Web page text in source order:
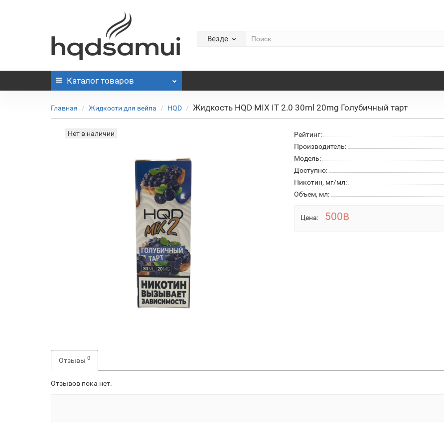
Везде
Каталог товаров
Главная Жидкости для вейпа HQD Жидкость HQD MIX IT 2.0 30ml 20mg Голубичный тарт
Нет в наличии Рейтинг:
Производитель:
Модель:
Доступно:
Никотин, мг/мл:
Объем, мл:
Цена: 500฿
Отзывы 0
Отзывов пока нет.